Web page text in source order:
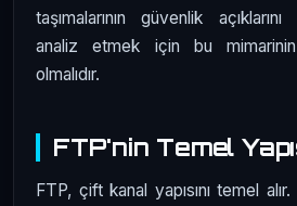
taşımalarının güvenlik
analiz etmek için bu mimarinin
olmalıdır.
FTP'nin Temel
FTP, çift kanal yapısını temel